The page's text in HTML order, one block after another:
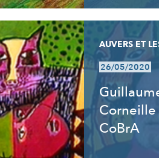
AUVERS ET
26/05/2020
Corneille
CoBrA